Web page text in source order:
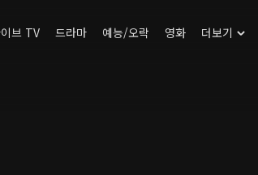
브 TV 드라마 예능/오락 영화 더보기